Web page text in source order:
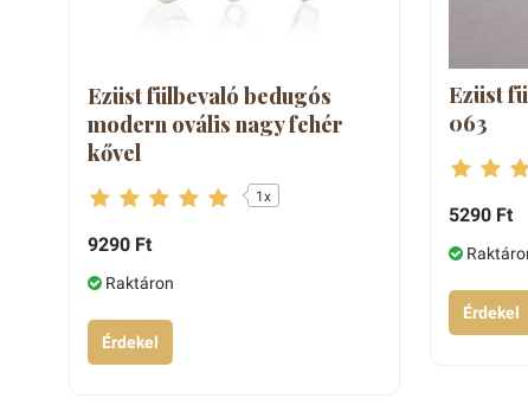
Ezüst fülbevaló bedugós
modern ovális nagy fehér
kővel
1x
9290 Ft
Raktáron
Érdekel
Ezüst
063
5290 Ft
Érdekel